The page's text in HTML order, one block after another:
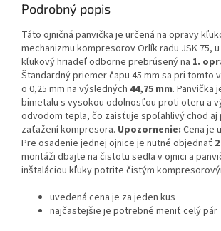
Podrobný popis
Táto ojničná panvička je určená na opravy
mechanizmu kompresorov Orlík radu JSK 75,
kľukový hriadeľ odborne prebrúsený na 1.
Štandardný priemer čapu 45 mm sa pri tomto
o 0,25 mm na výsledných 44,75 mm. Panvička
bimetalu s vysokou odolnosťou proti oteru a
odvodom tepla, čo zaisťuje spoľahlivý chod aj
zaťažení kompresora. Upozornenie: Cena je
Pre osadenie jednej ojnice je nutné objednať
montáži dbajte na čistotu sedla v ojnici a
inštaláciou kľuky potrite čistým
uvedená cena je za jeden kus
najčastejšie je potrebné meniť celý pár